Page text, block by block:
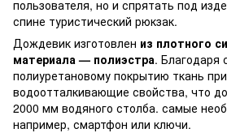
пользователя, но и спрятать под
спине туристический рюкзак.
Дождевик изготовлен из плотного
материала — полиэстра. Благодаря
полиуретановому покрытию ткань
водоотталкивающие свойства, что
2000 мм водяного столба. самые
например, смартфон или ключи.